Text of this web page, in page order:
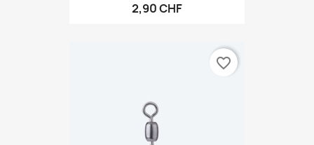
2,90 CHF
favorite_border